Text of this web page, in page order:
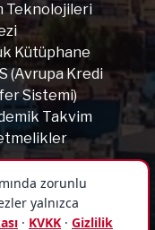
Teknolojileri
Kütüphane
(Avrupa Kredi
Sistemi)
Takvim
zorunlu
yalnızca
· KVKK · Gizlilik